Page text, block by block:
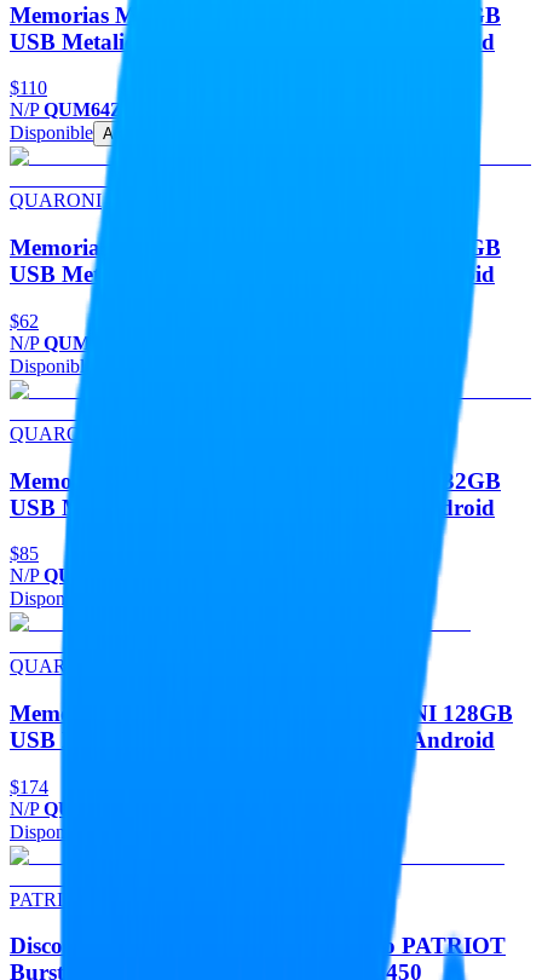
Memorias Memoria Flash USB QUARONI 64GB
USB Metalica USB 2.0 Compatible Con Android
$110
N/PQUM64Z
Disponible Agregar
QUARONI
Memorias Memoria Flash USB QUARONI 16GB
USB Metalica USB 2.0 Compatible Con Android
$62
N/PQUM16Z
Disponible
QUARONI
Memorias Memoria Flash USB QUARONI 32GB
USB Metalica USB 2.0 Compatible Con Android
$85
N/PQUM32Z
Disponible
QUARONI
Memorias Memoria Flash USB QUARONI 128GB
USB Metalica USB 2.0 Compatible Con Android
$174
N/PQUM128Z
Disponible
PATRIOT
Discos Duros Unidad De Estado Solido PATRIOT
Burst Elite 240GB 2.5 SATA 3 LECT.450